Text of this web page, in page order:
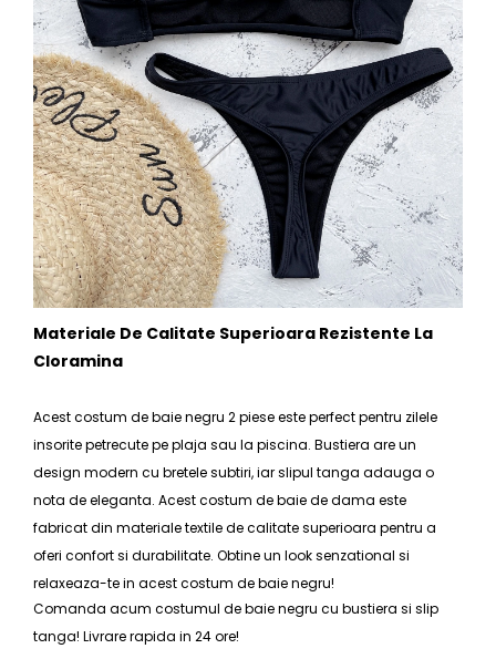
Materiale De Calitate Superioara Rezistente La
Cloramina
Acest costum de baie negru 2 piese este perfect pentru zilele
insorite petrecute pe plaja sau la piscina. Bustiera are un
design modern cu bretele subtiri, iar slipul tanga adauga o
nota de eleganta. Acest costum de baie de dama este
fabricat din materiale textile de calitate superioara pentru a
oferi confort si durabilitate. Obtine un look senzational si
relaxeaza-te in acest costum de baie negru!
Comanda acum costumul de baie negru cu bustiera si slip
tanga! Livrare rapida in 24 ore!